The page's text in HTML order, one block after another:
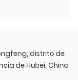
distrito de
de Hubei, China